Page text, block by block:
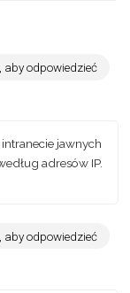
aby odpowiedzieć
jawnych
adresów IP.
aby odpowiedzieć